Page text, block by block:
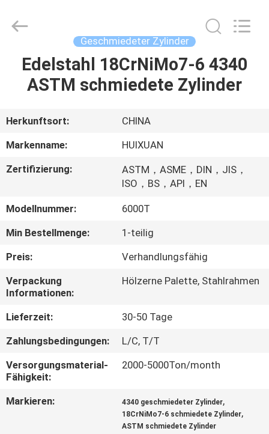
HAUS
VIDEOS
ÜBER
UNS
FABRIK-
AUSFLUG
QUALITÄTSKONTROLLE
SITEMAP
PRIVACY
POLICY
ENERGY
EQUIPMENT
Reserved.
Geschmiedeter Zylinder
Edelstahl 18CrNiMo7-6 4340
ASTM schmiedete Zylinder
Herkunftsort:
CHINA
Markenname:
HUIXUAN
Zertifizierung:
ASTM，ASME，DIN，JIS，
ISO，BS，API，EN
Modellnummer:
6000T
Min Bestellmenge:
1-teilig
Preis:
Verhandlungsfähig
Verpackung
Informationen:
Hölzerne Palette, Stahlrahmen
Lieferzeit:
30-50 Tage
Zahlungsbedingungen:
L/C, T/T
Versorgungsmaterial-
Fähigkeit:
2000-5000Ton/month
Markieren: 4340 geschmiedeter Zylinder,
18CrNiMo7-6 schmiedete Zylinder,
ASTM schmiedete Zylinder